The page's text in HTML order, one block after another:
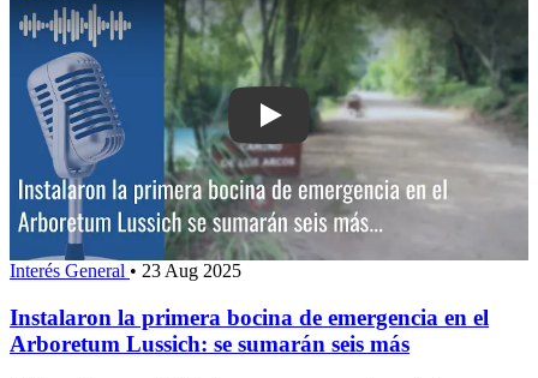
Play: Instalaron la primera bocina de
Interés General • 23 Aug 2025
Instalaron la primera bocina de emergencia en el
Arboretum Lussich: se sumarán seis más